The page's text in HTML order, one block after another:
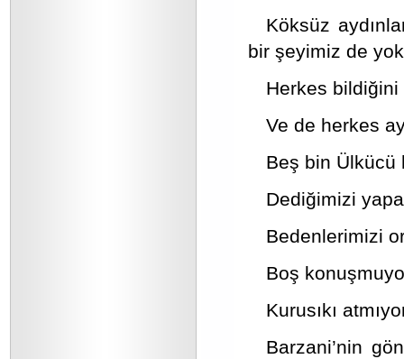
Köksüz
bir şeyimiz de
Herkes bildiğini
Ve de herkes
Beş bin Ülkücü
Dediğimizi
Bedenlerimizi
Boş
Kurusıkı
Barzani’nin